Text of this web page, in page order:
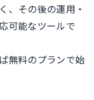
、その後の運用・
可能なツールで
無料のプランで始